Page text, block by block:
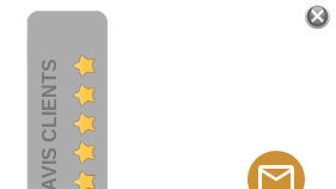
AVIS CLIENTS mail_outline